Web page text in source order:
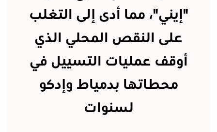
"إيني"، مما أدى إلى التغلب
على النقص المحلي الذي
أوقف عمليات التسييل في
محطاتها بدمياط وإدكو
لسنوات